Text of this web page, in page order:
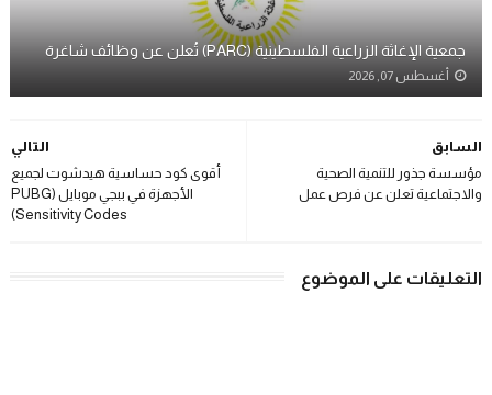
جمعية الإغاثة الزراعية الفلسطينية (PARC) تُعلن عن وظائف شاغرة
أغسطس 07, 2026
التالي
أقوى كود حساسية هيدشوت لجميع
الأجهزة في ببجي موبايل (PUBG
Sensitivity Codes)
السابق
مؤسسة جذور للتنمية الصحية
والاجتماعية تعلن عن فرص عمل
التعليقات على الموضوع